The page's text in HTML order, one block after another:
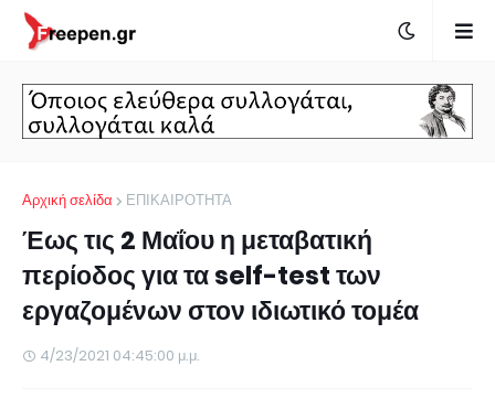
Αρχική σελίδα ΕΠΙΚΑΙΡΟΤΗΤΑ
Έως τις 2 Μαΐου η μεταβατική
περίοδος για τα self-test των
εργαζομένων στον ιδιωτικό τομέα
4/23/2021 04:45:00 μ.μ.